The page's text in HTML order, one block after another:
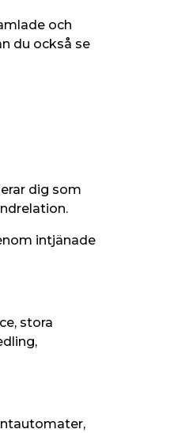
och
du också se
dig som
intjänade
stora